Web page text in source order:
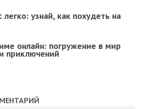
легко: узнай, как похудеть на
онлайн: погружение в мир
приключений